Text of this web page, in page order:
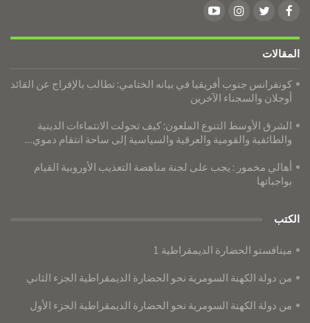
المقالات
كونفرانس جنوب أفريقيا في بيانه الختامي: نطالب بالإفراج عن القائد
أوجلان والسجناء الآخرين
الشرق الأوسط التنوع الملعون: كيف تحولت الانتماءات الدينية
والطائفية والقومية والعرقية والسياسية إلى ساحة انتقام دموي…
أهالي مخمور : يجب على لجنة مناهضة التعذيب الأوروبية القيام
بواجباتها
الكتب
مينافستو الحضارة الديمقراطية 1
من دولة الكهنة السومرية نحو الحضارة الديمقراطية الجزء الثاني
من دولة الكهنة السومرية نحو الحضارة الديمقراطية الجزء الأول